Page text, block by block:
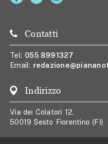
Contatti
Tel: 055 8991327
Email:
Indirizzo
Via dei Colatori 12,
50019 Sesto Fiorentino (FI)